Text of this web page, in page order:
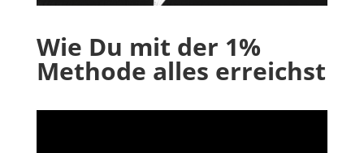
Wie Du mit der 1%
Methode alles erreichst